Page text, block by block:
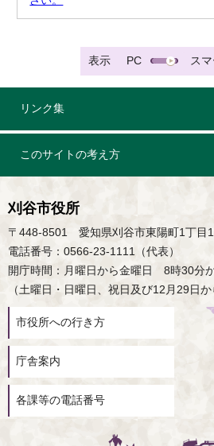
表示 PC ス
リンク集
このサイトの考え方
刈谷市役所
〒448-8501 愛知県刈谷市東陽町1丁目
電話番号：0566-23-1111（代表）
開庁時間：月曜日から金曜日 8時30分
（土曜日・日曜日、祝日及び12月29日か
市役所への行き方
庁舎案内
各課等の電話番号